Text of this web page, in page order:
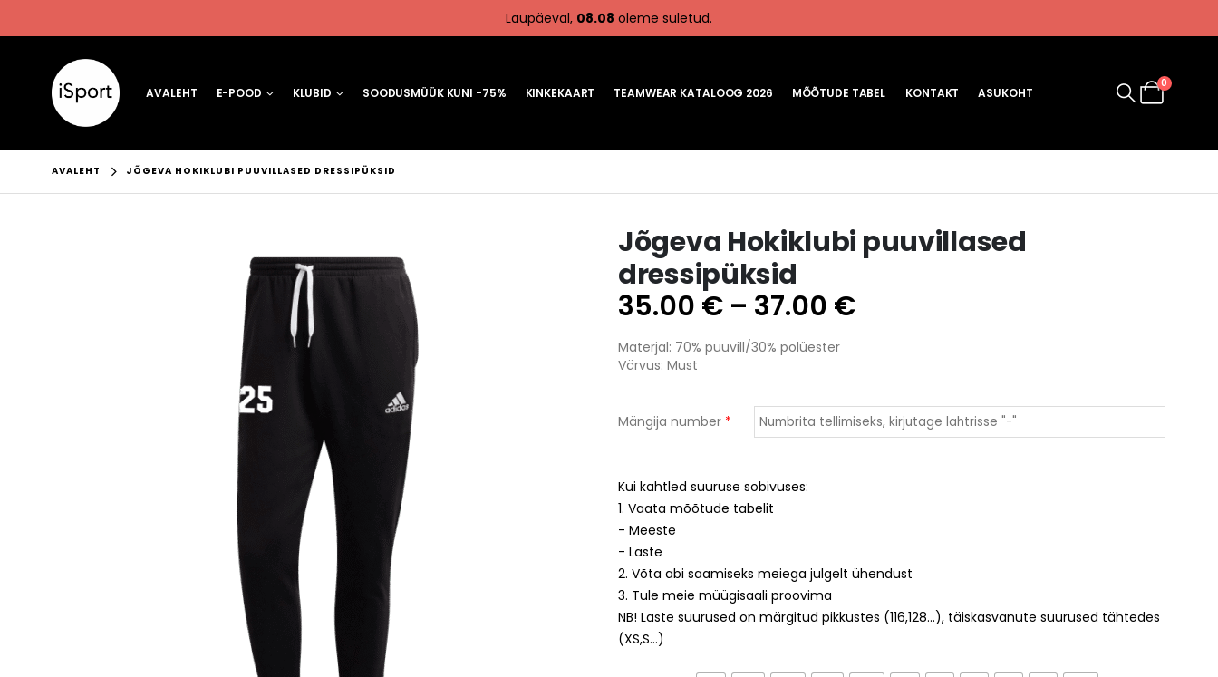
Laupäeval, 08.08 oleme suletud.
AVALEHT E-POOD KLUBID
JÕGEVA HOKIKLUBI
SOODUSMÜÜK KUNI -75% KINKEKAART TEAMWEAR KATALOOG 2026 MÕÕTUDE TABEL KONTAKT ASUKOHT
0
AVALEHT JÕGEVA HOKIKLUBI PUUVILLASED DRESSIPÜKSID
Jõgeva Hokiklubi puuvillased
dressipüksid
35.00 € – 37.00 €Hinnavahemik:
Materjal: 70% puuvill/30% polüester
Värvus: Must
Mängija number *
Kui kahtled suuruse sobivuses:
1. Vaata mõõtude tabelit
- Meeste
- Laste
2. Võta abi saamiseks meiega julgelt ühendust
3. Tule meie müügisaali proovima
NB! Laste suurused on märgitud pikkustes (116,128...), täiskasvanute suurused tähtedes
(XS,S...)